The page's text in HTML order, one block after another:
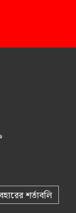
শর্তাবলি